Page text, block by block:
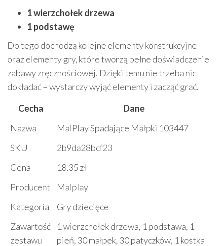
1 wierzchołek drzewa
1 podstawę
Do tego dochodzą kolejne elementy konstrukcyjne
oraz elementy gry, które tworzą pełne doświadczenie
zabawy zręcznościowej. Dzięki temu nie trzeba nic
dokładać – wystarczy wyjąć elementy i zacząć grać.
Cecha
Dane
Nazwa
MalPlay Spadające Małpki 103447
SKU
2b9da28bcf23
Cena
18.35 zł
Producent
Malplay
Kategoria
Gry dziecięce
Zawartość
zestawu
1 wierzchołek drzewa, 1 podstawa, 1
pień, 30 małpek, 30 patyczków, 1 kostka